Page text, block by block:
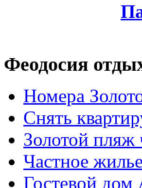
Феодосия
Номера
Снять
Золотой пляж
Частное
Гостевой